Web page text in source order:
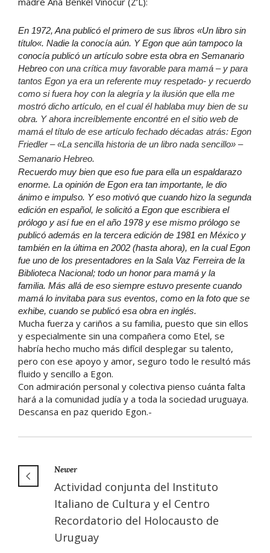
En 1972, Ana publicó el primero de sus libros «Un libro sin
título«. Nadie la conocía aún. Y Egon que aún tampoco la
conocía publicó un artículo sobre esta obra en Semanario
Hebreo con una crítica muy favorable para mamá – y para
tantos Egon ya era un referente muy respetado- y recuerdo
como si fuera hoy con la alegría y la ilusión que ella me
mostró dicho artículo, en el cual él hablaba muy bien de su
obra. Y ahora increíblemente encontré en el sitio web de
mamá el título de ese artículo fechado décadas atrás: Egon
Friedler – «La sencilla historia de un libro nada sencillo» –
Semanario Hebreo.
Recuerdo muy bien que eso fue para ella un espaldarazo
enorme. La opinión de Egon era tan importante, le dio
ánimo e impulso. Y eso motivó que cuando hizo la segunda
edición en español, le solicitó a Egon que escribiera el
prólogo y así fue en el año 1978 y ese mismo prólogo se
publicó además en la tercera edición de 1981 en México y
también en la última en 2002 (hasta ahora), en la cual Egon
fue uno de los presentadores en la Sala Vaz Ferreira de la
Biblioteca Nacional; todo un honor para mamá y la
familia. Más allá de eso siempre estuvo presente cuando
mamá lo invitaba para sus eventos, como en la foto que se
exhibe, cuando se publicó esa obra en inglés.
Mucha fuerza y cariños a su familia, puesto que sin ellos
y especialmente sin una compañera como Etel, se
habría hecho mucho más difícil desplegar su talento,
pero con ese apoyo y amor, seguro todo le resultó más
fluido y sencillo a Egon.
Con admiración personal y colectiva pienso cuánta falta
hará a la comunidad judía y a toda la sociedad uruguaya.
Descansa en paz querido Egon.-
Newer
Actividad conjunta del Instituto
Italiano de Cultura y el Centro
Recordatorio del Holocausto de
Uruguay